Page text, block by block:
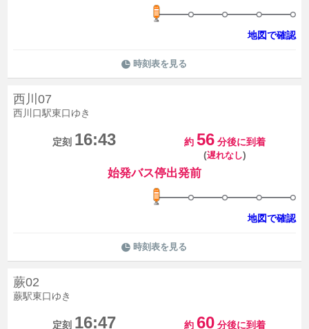
地図で確認
時刻表を見る
西川07
西川口駅東口ゆき
定刻 16:43 約56 分後に到着
(遅れなし)
始発バス停出発前
地図で確認
時刻表を見る
蕨02
蕨駅東口ゆき
定刻 16:47 約60 分後に到着